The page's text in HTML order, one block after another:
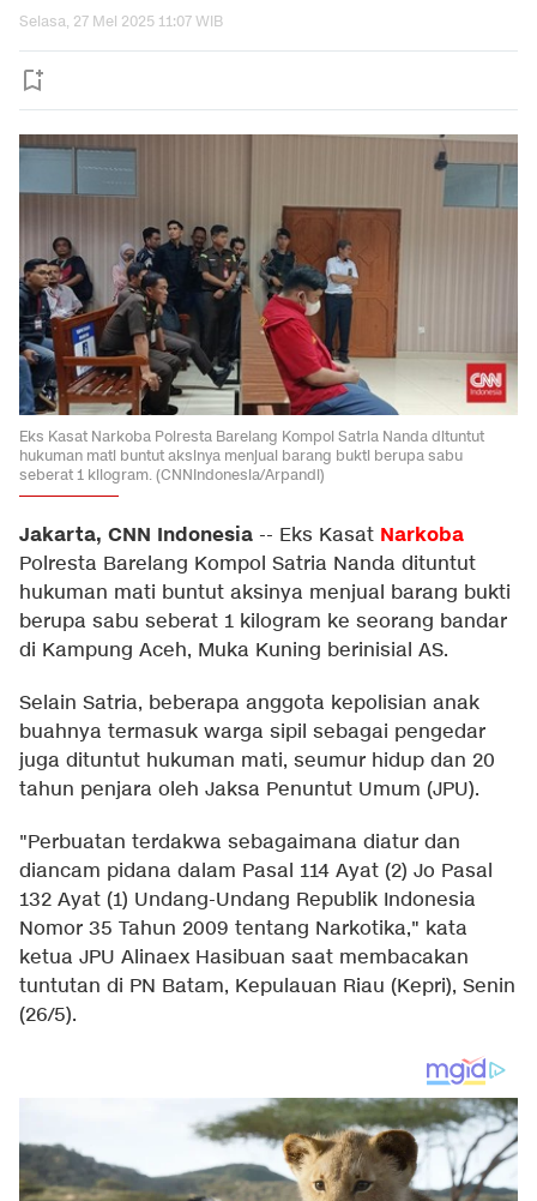
Selasa, 27 Mei 2025 11:07 WIB
Eks Kasat Narkoba Polresta Barelang Kompol Satria Nanda dituntut
hukuman mati buntut aksinya menjual barang bukti berupa sabu
seberat 1 kilogram. (CNNIndonesia/Arpandi)
Jakarta, CNN Indonesia -- Eks Kasat Narkoba
Polresta Barelang Kompol Satria Nanda dituntut
hukuman mati buntut aksinya menjual barang bukti
berupa sabu seberat 1 kilogram ke seorang bandar
di Kampung Aceh, Muka Kuning berinisial AS.
Selain Satria, beberapa anggota kepolisian anak
buahnya termasuk warga sipil sebagai pengedar
juga dituntut hukuman mati, seumur hidup dan 20
tahun penjara oleh Jaksa Penuntut Umum (JPU).
"Perbuatan terdakwa sebagaimana diatur dan
diancam pidana dalam Pasal 114 Ayat (2) Jo Pasal
132 Ayat (1) Undang-Undang Republik Indonesia
Nomor 35 Tahun 2009 tentang Narkotika," kata
ketua JPU Alinaex Hasibuan saat membacakan
tuntutan di PN Batam, Kepulauan Riau (Kepri), Senin
(26/5).